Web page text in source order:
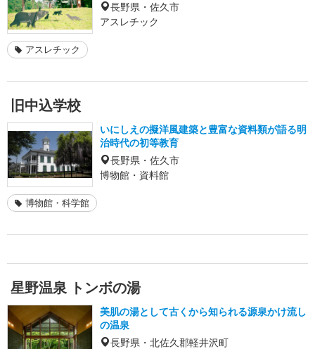
長野県・佐久市
アスレチック
アスレチック
旧中込学校
いにしえの擬洋風建築と豊富な資料類が語る明
治時代の初等教育
長野県・佐久市
博物館・資料館
博物館・科学館
星野温泉 トンボの湯
美肌の湯として古くから知られる源泉かけ流し
の温泉
長野県・北佐久郡軽井沢町